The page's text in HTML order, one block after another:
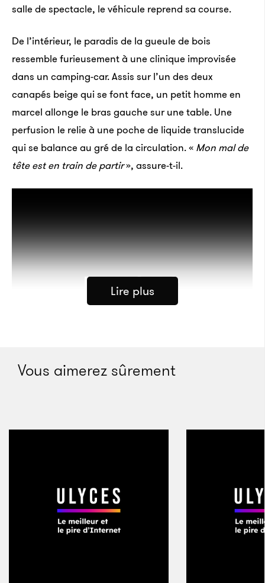
salle de spectacle, le véhicule reprend sa course.
De l’intérieur, le paradis de la gueule de bois
ressemble furieusement à une clinique improvisée
dans un camping-car. Assis sur l’un des deux
canapés beige qui se font face, un petit homme en
marcel allonge le bras gauche sur une table. Une
perfusion le relie à une poche de liquide translucide
qui se balance au gré de la circulation. « Mon mal de
tête est en train de partir», assure-t-il.
Pour ceux dont le bon sens se serait dilué dans
l’alcool, il offre des lunettes de soleil, de l’eau de
coco, des barres de céréales ou des plats gras. À ce
Lire plus
Vous aimerez sûrement